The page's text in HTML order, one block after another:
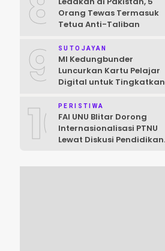
Orang Tewas Termasuk
Tetua Anti-Taliban
9 SUTOJAYAN
MI Kedungbunder
Luncurkan Kartu Pelajar
Digital untuk Tingkatkan
Siswa
10PERISTIWA
FAI UNU Blitar Dorong
Internasionalisasi PTNU
Lewat Diskusi Pendidikan